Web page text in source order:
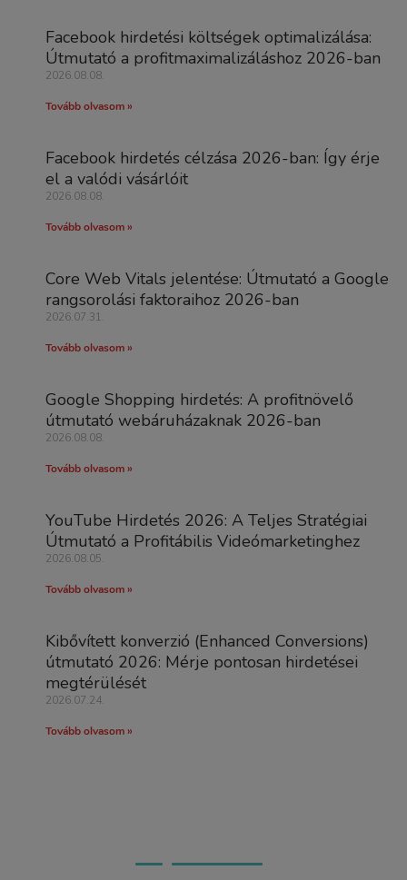
Facebook hirdetési költségek optimalizálása:
Útmutató a profitmaximalizáláshoz 2026-ban
2026.08.08.
Tovább olvasom »
Facebook hirdetés célzása 2026-ban: Így érje
el a valódi vásárlóit
2026.08.08.
Tovább olvasom »
Core Web Vitals jelentése: Útmutató a Google
rangsorolási faktoraihoz 2026-ban
2026.07.31.
Tovább olvasom »
Google Shopping hirdetés: A profitnövelő
útmutató webáruházaknak 2026-ban
2026.08.08.
Tovább olvasom »
YouTube Hirdetés 2026: A Teljes Stratégiai
Útmutató a Profitábilis Videómarketinghez
2026.08.05.
Tovább olvasom »
Kibővített konverzió (Enhanced Conversions)
útmutató 2026: Mérje pontosan hirdetései
megtérülését
2026.07.24.
Tovább olvasom »